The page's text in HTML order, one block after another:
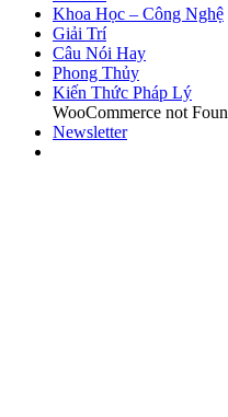
Khoa Học – Công Nghệ
Giải Trí
Câu Nói Hay
Phong Thủy
Kiến Thức Pháp Lý
WooCommerce not
Newsletter